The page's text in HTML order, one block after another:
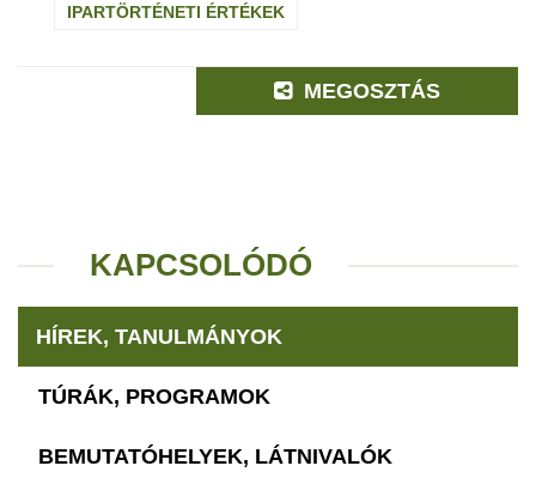
IPARTÖRTÉNETI ÉRTÉKEK
MEGOSZTÁS
KAPCSOLÓDÓ
HÍREK, TANULMÁNYOK
TÚRÁK, PROGRAMOK
BEMUTATÓHELYEK, LÁTNIVALÓK